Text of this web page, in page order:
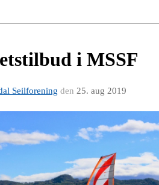
i MSSF
Seilforening den 25. aug 2019